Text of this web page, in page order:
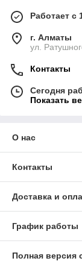
Работает с
г. Алматы
ул.
Контакты
Сегодня
Показать
О нас
Контакты
Доставка и
График работы
Полная версия